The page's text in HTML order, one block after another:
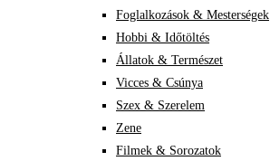
Foglalkozások & Mesterségek
Hobbi & Időtöltés
Állatok & Természet
Vicces & Csúnya
Szex & Szerelem
Zene
Filmek & Sorozatok